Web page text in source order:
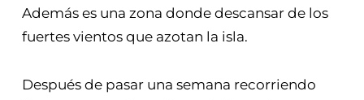
Además es una zona donde descansar de los
fuertes vientos que azotan la isla.
Después de pasar una semana recorriendo